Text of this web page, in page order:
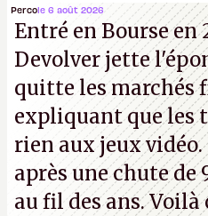
la mort judiciaires pour
strike à tour de bras,
d'étaler sa confiture
souvenirs d'enfance.P.
Percole 6 août 2026
Entré en Bourse en
Devolver jette
quitte les marchés
expliquant que les
rien aux jeux
après une chute de
au fil des ans. Voilà